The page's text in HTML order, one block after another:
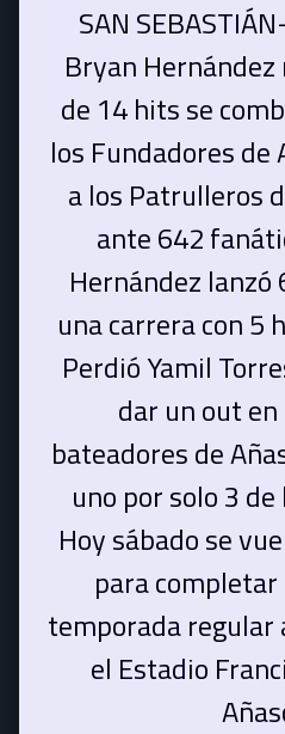
SAN
Bryan
de 14 hits se
los Fundadores
a los Patrulleros
ante 642
Hernández lanzó
una carrera con 5
Perdió Yamil
dar un out
bateadores de
uno por solo 3
Hoy sábado se
para
temporada regular
el Estadio